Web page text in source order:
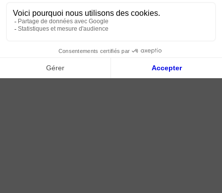
Connexion / Inscription
2018 - 2026 © Tessella, Tous droits réservés